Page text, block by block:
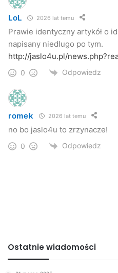
LoL 2026 lat temu
Prawie identyczny artykół o
napisany niedlugo po tym.
http://jaslo4u.pl/
0 Odpowiedz
romek 2026 lat temu
no bo jaslo4u to zrzynacze!
0 Odpowiedz
Ostatnie wiadomości